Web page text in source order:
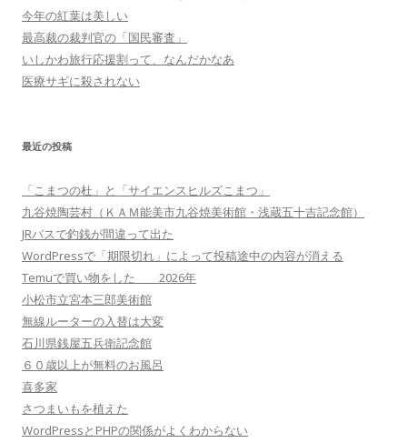
今年の紅葉は美しい
最高裁の裁判官の「国民審査」
いしかわ旅行応援割って、なんだかなあ
医療サギに殺されない
最近の投稿
「こまつの杜」と「サイエンスヒルズこまつ」
九谷焼陶芸村（ＫＡＭ能美市九谷焼美術館・浅蔵五十吉記念館）
JRバスで釣銭が間違って出た
WordPressで「期限切れ」によって投稿途中の内容が消える
Temuで買い物をした 2026年
小松市立宮本三郎美術館
無線ルーターの入替は大変
石川県銭屋五兵衛記念館
６０歳以上が無料のお風呂
喜多家
さつまいもを植えた
WordPressとPHPの関係がよくわからない